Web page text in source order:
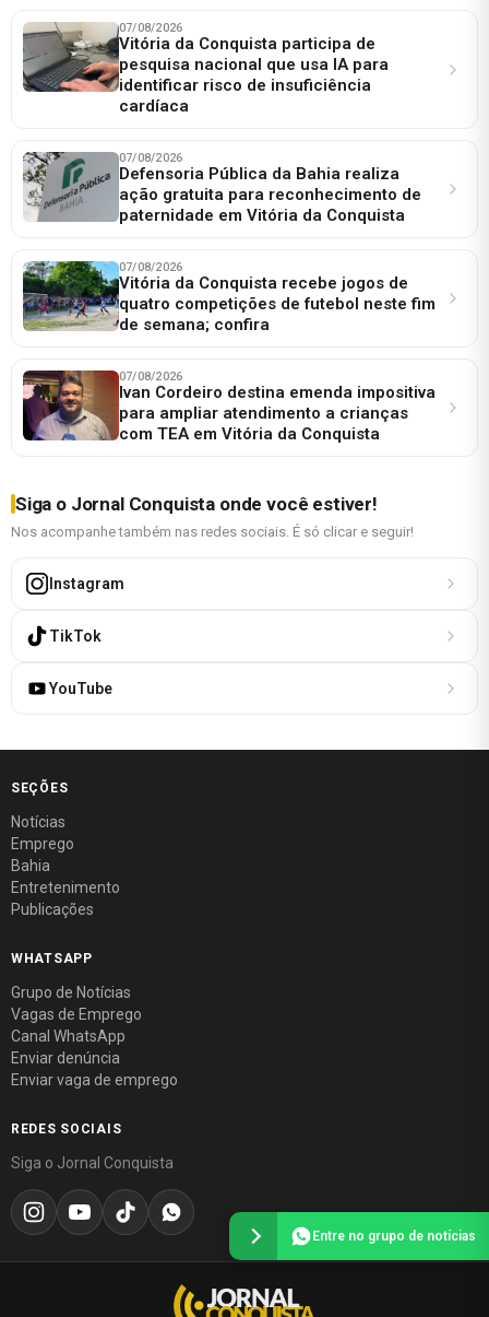
07/08/2026
Vitória da Conquista participa de
pesquisa nacional que usa IA para
identificar risco de insuficiência
cardíaca
07/08/2026
Defensoria Pública da Bahia realiza
ação gratuita para reconhecimento de
paternidade em Vitória da Conquista
07/08/2026
Vitória da Conquista recebe jogos de
quatro competições de futebol neste fim
de semana; confira
07/08/2026
Ivan Cordeiro destina emenda impositiva
para ampliar atendimento a crianças
com TEA em Vitória da Conquista
Siga o Jornal Conquista onde você estiver!
Nos acompanhe também nas redes sociais. É só clicar e seguir!
Instagram
TikTok
YouTube
SEÇÕES
Notícias
Emprego
Bahia
Entretenimento
Publicações
WHATSAPP
Grupo de Notícias
Vagas de Emprego
Canal WhatsApp
Enviar denúncia
Enviar vaga de emprego
REDES SOCIAIS
Siga o Jornal Conquista
Entre no grupo de notícias